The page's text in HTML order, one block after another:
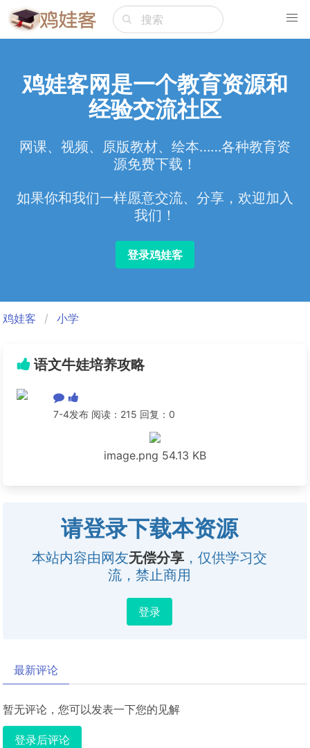
鸡娃客网是一个教育资源和
经验交流社区
网课、视频、原版教材、绘本……各种教育资
源免费下载！
如果你和我们一样愿意交流、分享，欢迎加入
我们！
登录鸡娃客
鸡娃客 小学
语文牛娃培养攻略
7-4发布 阅读：215 回复：0
image.png 54.13 KB
请登录下载本资源
本站内容由网友无偿分享 ，仅供学习交
流，禁止商用
登录
最新评论
暂无评论，您可以发表一下您的见解
登录后评论